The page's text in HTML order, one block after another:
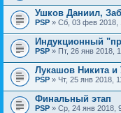
Ушков Даниил,
PSP » Сб, 03 фев 2018,
Индукционный
PSP » Пт, 26 янв 2018,
Лукашов Никита
PSP » Чт, 25 янв 2018,
Финальный этап
PSP » Ср, 24 янв 2018,